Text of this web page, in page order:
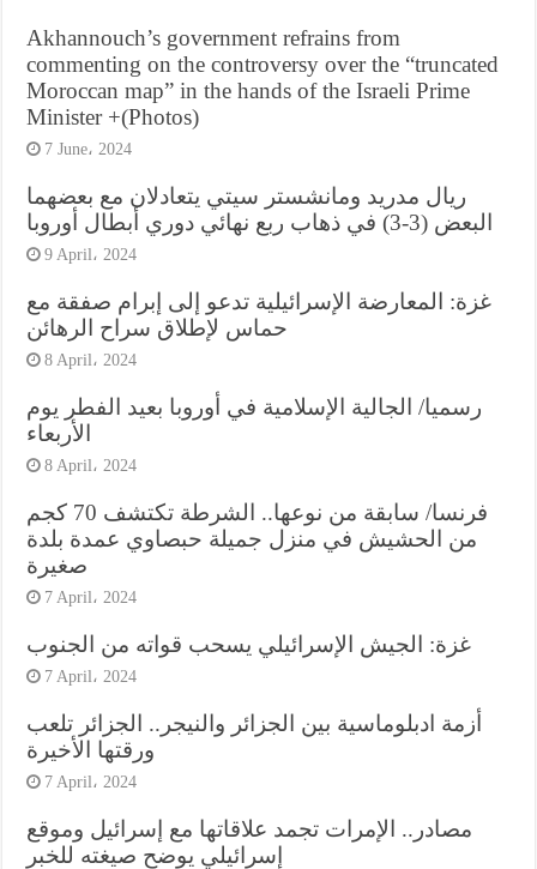
Akhannouch’s government refrains from
commenting on the controversy over the “truncated
Moroccan map” in the hands of the Israeli Prime
Minister +(Photos)
7 June، 2024
ريال مدريد ومانشستر سيتي يتعادلان مع بعضهما
البعض (3-3) في ذهاب ربع نهائي دوري أبطال أوروبا
9 April، 2024
غزة: المعارضة الإسرائيلية تدعو إلى إبرام صفقة مع
حماس لإطلاق سراح الرهائن
8 April، 2024
رسميا/ الجالية الإسلامية في أوروبا بعيد الفطر يوم
الأربعاء
8 April، 2024
فرنسا/ سابقة من نوعها.. الشرطة تكتشف 70 كجم
من الحشيش في منزل جميلة حبصاوي عمدة بلدة
صغيرة
7 April، 2024
غزة: الجيش الإسرائيلي يسحب قواته من الجنوب
7 April، 2024
أزمة ادبلوماسية بين الجزائر والنيجر.. الجزائر تلعب
ورقتها الأخيرة
7 April، 2024
مصادر.. الإمرات تجمد علاقاتها مع إسرائيل وموقع
إسرائيلي يوضح صيغته للخبر